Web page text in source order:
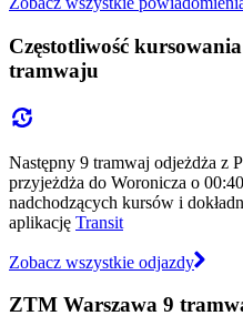
Częstotliwość
tramwaju
Następny 9 tramwaj odjeżdża z
przyjeżdża do Woronicza o
nadchodzących kursów i
aplikację Transit
Zobacz wszystkie odjazdy
ZTM Warszawa 9